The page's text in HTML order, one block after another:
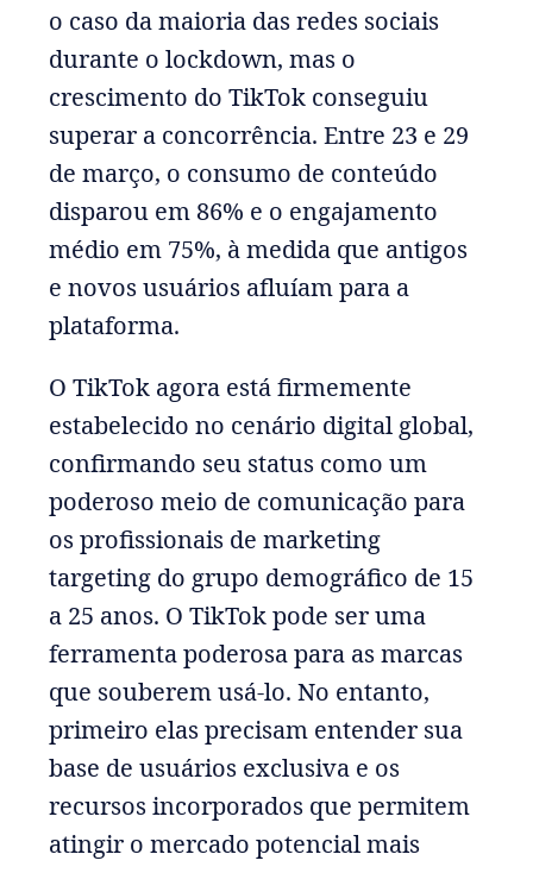
o caso da maioria das redes sociais
durante o lockdown, mas o
crescimento do TikTok conseguiu
superar a concorrência. Entre 23 e 29
de março, o consumo de conteúdo
disparou em 86% e o engajamento
médio em 75%, à medida que antigos
e novos usuários afluíam para a
plataforma.
O TikTok agora está firmemente
estabelecido no cenário digital global,
confirmando seu status como um
poderoso meio de comunicação para
os profissionais de marketing
targeting do grupo demográfico de 15
a 25 anos. O TikTok pode ser uma
ferramenta poderosa para as marcas
que souberem usá-lo. No entanto,
primeiro elas precisam entender sua
base de usuários exclusiva e os
recursos incorporados que permitem
atingir o mercado potencial mais